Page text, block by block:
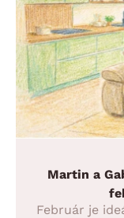
Martin a
Február je